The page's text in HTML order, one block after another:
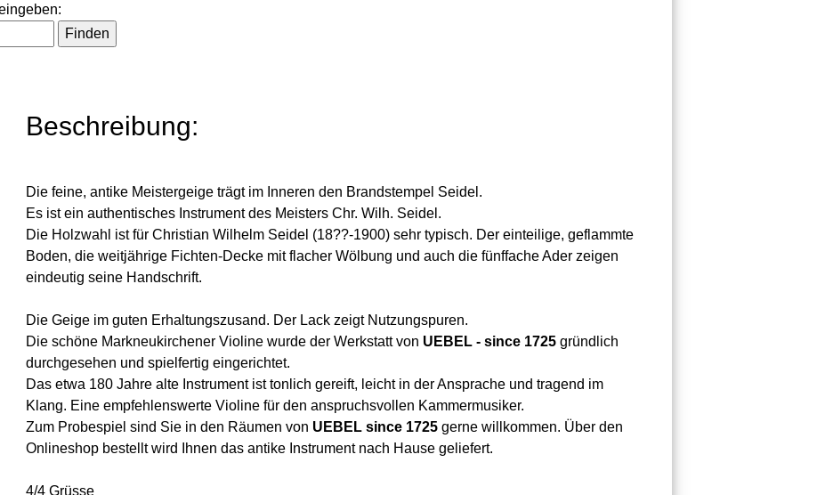
Beschreibung:
Die feine, antike Meistergeige trägt im Inneren den Brandstempel Seidel.
Es ist ein authentisches Instrument des Meisters Chr. Wilh. Seidel.
Die Holzwahl ist für Christian Wilhelm Seidel (18??-1900) sehr typisch. Der einteilige, geflammte
Boden, die weitjährige Fichten-Decke mit flacher Wölbung und auch die fünffache Ader zeigen
eindeutig seine Handschrift.
Die Geige im guten Erhaltungszusand. Der Lack zeigt Nutzungspuren.
Die schöne Markneukirchener Violine wurde der Werkstatt von UEBEL - since 1725gründlich
durchgesehen und spielfertig eingerichtet.
Das etwa 180 Jahre alte Instrument ist tonlich gereift, leicht in der Ansprache und tragend im
Klang. Eine empfehlenswerte Violine für den anspruchsvollen Kammermusiker.
Zum Probespiel sind Sie in den Räumen von UEBEL since 1725 gerne willkommen. Über den
Onlineshop bestellt wird Ihnen das antike Instrument nach Hause geliefert.
4/4 Grüsse